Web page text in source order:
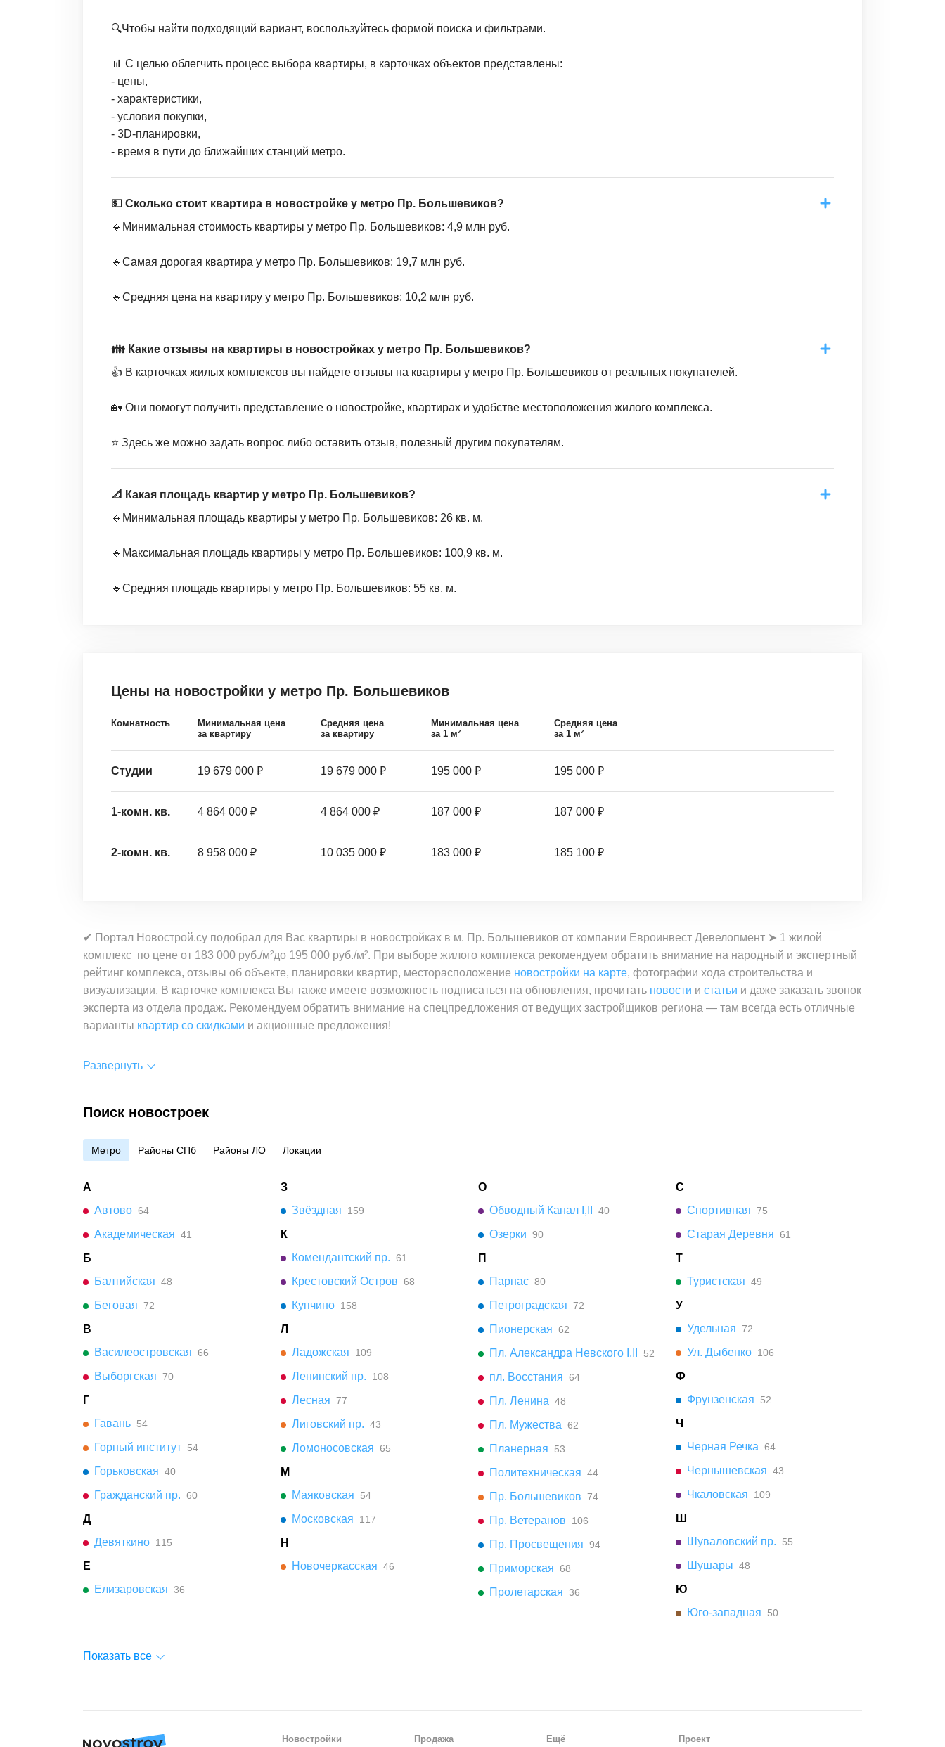
🔍Чтобы найти подходящий вариант, воспользуйтесь формой поиска и фильтрами.
📊 С целью облегчить процесс выбора квартиры, в карточках объектов представлены:
- цены,
- характеристики,
- условия покупки,
- 3D-планировки,
- время в пути до ближайших станций метро.
💵 Сколько стоит квартира в новостройке у метро Пр. Большевиков?
🔹Минимальная стоимость квартиры у метро Пр. Большевиков: 4,9 млн руб.
🔹Самая дорогая квартира у метро Пр. Большевиков: 19,7 млн руб.
🔹Средняя цена на квартиру у метро Пр. Большевиков: 10,2 млн руб.
👪 Какие отзывы на квартиры в новостройках у метро Пр. Большевиков?
👍 В карточках жилых комплексов вы найдете отзывы на квартиры у метро Пр. Большевиков от реальных покупателей.
🏡 Они помогут получить представление о новостройке, квартирах и удобстве местоположения жилого комплекса.
⭐️ Здесь же можно задать вопрос либо оставить отзыв, полезный другим покупателям.
📐 Какая площадь квартир у метро Пр. Большевиков?
🔹Минимальная площадь квартиры у метро Пр. Большевиков: 26 кв. м.
🔹Максимальная площадь квартиры у метро Пр. Большевиков: 100,9 кв. м.
🔹Средняя площадь квартиры у метро Пр. Большевиков: 55 кв. м.
Цены на новостройки у метро Пр. Большевиков
Комнатность
Минимальная цена
за квартиру
Средняя цена
за квартиру
Минимальная цена
за 1 м²
Средняя цена
за 1 м²
Студии 19 679 000 ₽ 19 679 000 ₽ 195 000 ₽ 195 000 ₽
1-комн. кв. 4 864 000 ₽ 4 864 000 ₽ 187 000 ₽ 187 000 ₽
2-комн. кв. 8 958 000 ₽ 10 035 000 ₽ 183 000 ₽ 185 100 ₽
✔ Портал Новострой.су подобрал для Вас квартиры в новостройках в м. Пр. Большевиков от компании Евроинвест Девелопмент ➤ 1 жилой
комплекс по цене от 183 000 руб./м²до 195 000 руб./м². При выборе жилого комплекса рекомендуем обратить внимание на народный и экспертный
рейтинг комплекса, отзывы об объекте, планировки квартир, месторасположение новостройки на карте, фотографии хода строительства и
визуализации. В карточке комплекса Вы также имеете возможность подписаться на обновления, прочитать новости и статьи и даже заказать звонок
эксперта из отдела продаж. Рекомендуем обратить внимание на спецпредложения от ведущих застройщиков региона — там всегда есть отличные
варианты квартир со скидками и акционные предложения!
Развернуть
Поиск новостроек
Метро Районы СПб Районы ЛО Локации
А
Автово 64
Академическая 41
Б
Балтийская 48
Беговая 72
В
Василеостровская 66
Выборгская 70
Г
Гавань 54
Горный институт 54
Горьковская 40
Гражданский пр. 60
Д
Девяткино 115
Е
Елизаровская 36
З
Звёздная
159
К
Комендантский пр. 61
Крестовский Остров 68
Купчино 158
Л
Ладожская
109
Ленинский пр. 108
Лесная 77
Лиговский пр. 43
Ломоносовская 65
М
Маяковская
54
Московская 117
Н
Новочеркасская 46
О
Обводный Канал I,II
40
Озерки 90
П
Парнас 80
Петроградская 72
Пионерская 62
Пл. Александра Невского I,II 52
пл. Восстания 64
Пл. Ленина 48
Пл. Мужества 62
Планерная 53
Политехническая 44
Пр. Большевиков 74
Пр. Ветеранов 106
Пр. Просвещения 94
Приморская 68
Пролетарская 36
С
Спортивная 75
Старая Деревня 61
Т
Туристская 49
У
Удельная 72
Ул. Дыбенко 106
Ф
Фрунзенская
52
Ч
Черная Речка 64
Чернышевская 43
Чкаловская 109
Ш
Шуваловский пр.
55
Шушары 48
Ю
Юго-западная
50
Показать все
Новостройки Продажа Ещё Проект